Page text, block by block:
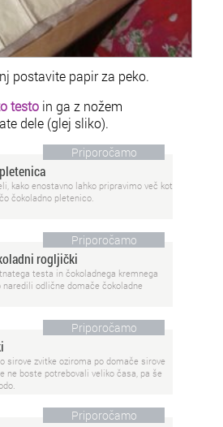
postavite papir za peko.
testo in ga z nožem
dele (glej sliko).
Priporočamo
kako enostavno lahko pripravimo več kot
čokoladno pletenico.
Priporočamo
rogljički
testa in čokoladnega kremnega
naredili odlične domače čokoladne
Priporočamo
sirove zvitke oziroma po domače sirove
ne boste potrebovali veliko časa, pa še
Priporočamo